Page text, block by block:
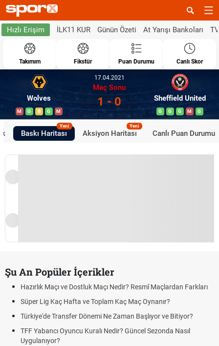
Hızlı Erişim İLK11 KUR Günün Özeti At Yarışı Bankoları
Takımım Fikstür Puan Durumu Canlı Skor
Wolves
M G B G M
17.04.2021
Maç Sonu
1 - 0 Sheffield United
G G G M G
Baskı Haritası
Yeni
Aksiyon Haritası
Yeni
Canlı Puan Durumu
Şu An Popüler İçerikler
Hazırlık Maçı ve Dostluk Maçı Nedir? Resmî Maçlardan Farkları
Süper Lig Kaç Hafta ve Toplam Kaç Maç Oynanır?
Türkiye'de Transfer Dönemi Ne Zaman Başlıyor ve Bitiyor?
TFF Yabancı Oyuncu Kuralı Nedir? Güncel Sezonda Nasıl
Uygulanıyor?